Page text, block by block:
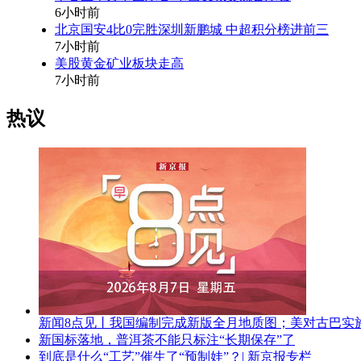
6小时前
北京国安4比0完胜深圳新鹏城 中超积分榜进前三
7小时前
美股黄金矿业板块走高
7小时前
热议
新闻8点见丨我国编制完成新版全月地质图；美对古巴实
新国标落地，普洱茶不能只标注“长期保存”了
到底是什么“工艺”催生了“预制娃”？| 新京报专栏